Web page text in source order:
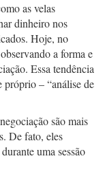
as velas
dinheiro nos
Hoje, no
a forma e
Essa tendência
próprio – “análise de
são mais
De fato, eles
uma sessão